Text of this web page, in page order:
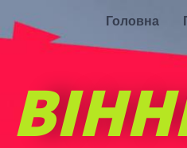
Головна